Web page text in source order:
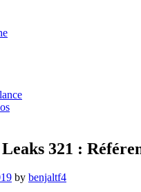
321 :
by benjaltf4